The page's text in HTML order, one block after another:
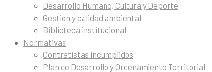
Desarrollo Humano, Cultura y Deporte
Gestión y calidad ambiental
Biblioteca institucional
Normativas
Contratistas incumplidos
Plan de Desarrollo y Ordenamiento Territorial